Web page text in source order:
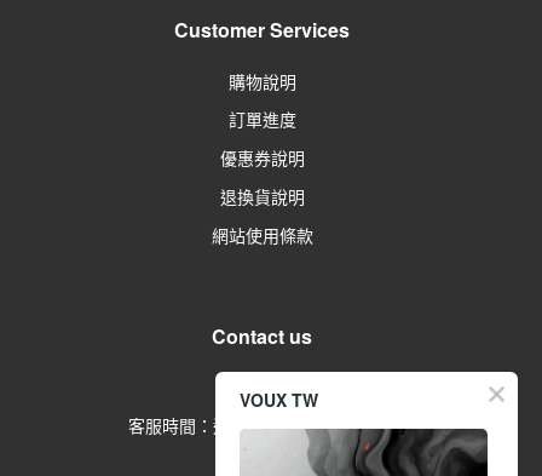
Customer Services
購物說明
訂單進度
優惠券說明
退換貨說明
網站使用條款
Contact us
客服時間：週一到週五 09:00-17:00
(例假日除外)
VOUX TW